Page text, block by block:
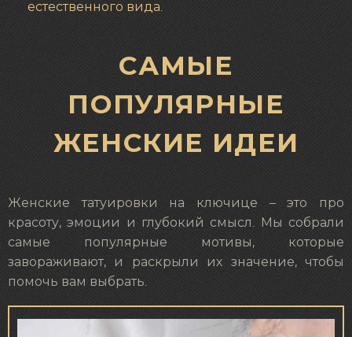
естественного вида.
САМЫЕ
ПОПУЛЯРНЫЕ
ЖЕНСКИЕ ИДЕИ
Женские татуировки на ключице – это про
красоту, эмоции и глубокий смысл. Мы собрали
самые популярные мотивы, которые
завораживают, и раскрыли их значение, чтобы
помочь вам выбрать.